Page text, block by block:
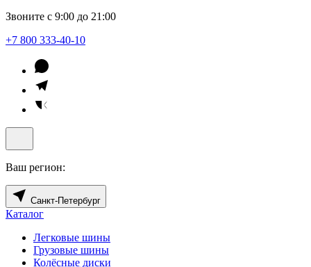
Звоните с 9:00 до 21:00
+7 800 333-40-10
Ваш регион:
Санкт-Петербург
Каталог
Легковые шины
Грузовые шины
Колёсные диски